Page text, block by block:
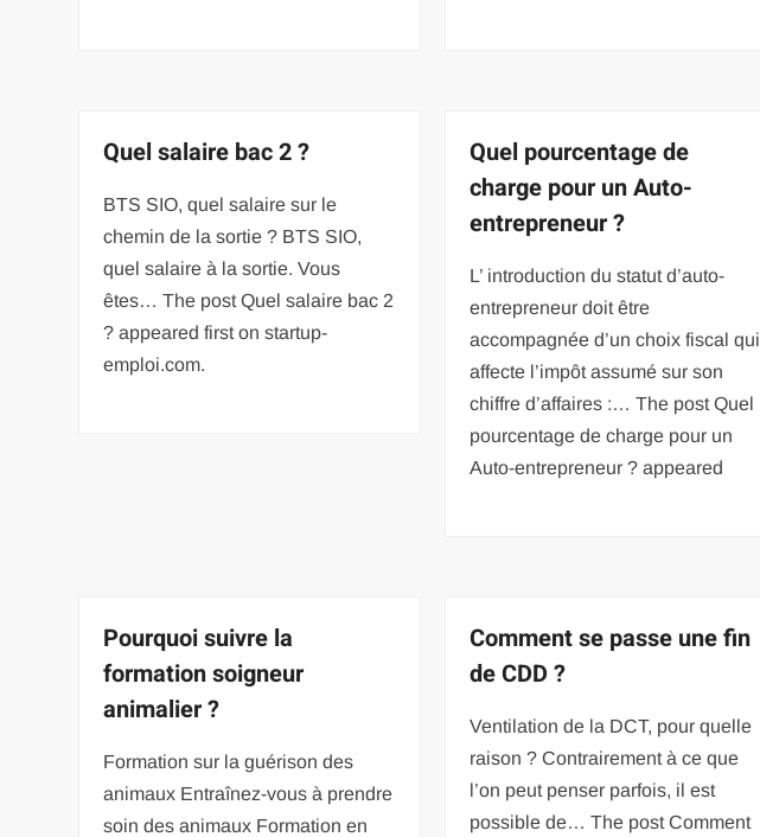
Quel salaire bac 2 ?
BTS SIO, quel salaire sur le
chemin de la sortie ? BTS SIO,
quel salaire à la sortie. Vous
êtes… The post Quel salaire bac 2
? appeared first on startup-
emploi.com.
Quel pourcentage de
charge pour un Auto-
entrepreneur ?
L’ introduction du statut d’auto-
entrepreneur doit être
accompagnée d’un choix fiscal qui
affecte l’impôt assumé sur son
chiffre d’affaires :… The post Quel
pourcentage de charge pour un
Auto-entrepreneur ? appeared
Pourquoi suivre la
formation soigneur
animalier ?
Formation sur la guérison des
animaux Entraînez-vous à prendre
soin des animaux Formation en
Comment se passe une fin
de CDD ?
Ventilation de la DCT, pour quelle
raison ? Contrairement à ce que
l’on peut penser parfois, il est
possible de… The post Comment